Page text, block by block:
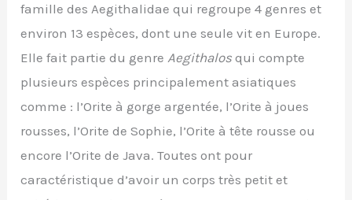
famille des Aegithalidae qui regroupe 4 genres et
environ 13 espèces, dont une seule vit en Europe.
Elle fait partie du genre Aegithalos qui compte
plusieurs espèces principalement asiatiques
comme : l’Orite à gorge argentée, l’Orite à joues
rousses, l’Orite de Sophie, l’Orite à tête rousse ou
encore l’Orite de Java. Toutes ont pour
caractéristique d’avoir un corps très petit et